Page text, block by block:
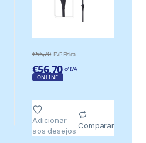
€56,70 PVP Física
€56,70 c/ IVA
ONLINE
Adicionar
aos desejos
Comparar